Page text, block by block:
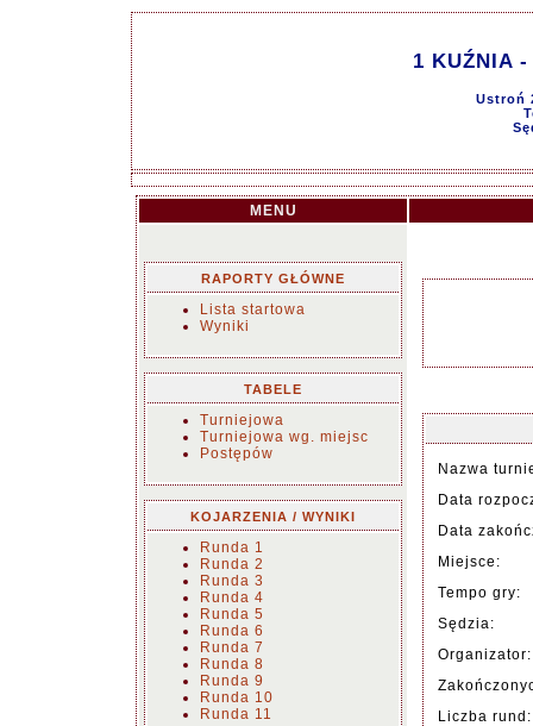
1 KUŹNIA
Ustroń
MENU
RAPORTY GŁÓWNE
Lista startowa
Wyniki
TABELE
Turniejowa
Turniejowa wg. miejsc
Postępów
KOJARZENIA / WYNIKI
Runda 1
Runda 2
Runda 3
Runda 4
Runda 5
Runda 6
Runda 7
Runda 8
Runda 9
Runda 10
Runda 11
Nazwa
Data
Data
Miejsce:
Tempo gry:
Sędzia:
Organizator:
Liczba rund: